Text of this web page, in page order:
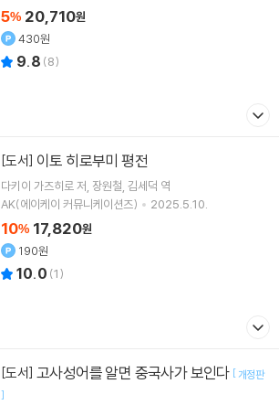
5% 20,710원
430원
9.8 (8)
[도서] 이토 히로부미 평전
다키이 가즈히로 저 장원철 김세덕 역
AK(에이케이 커뮤니케이션즈)
2025.5.10.
10% 17,820원
190원
10.0 (1)
[도서] 고사성어를 알면 중국사가 보인다 [개정판
]